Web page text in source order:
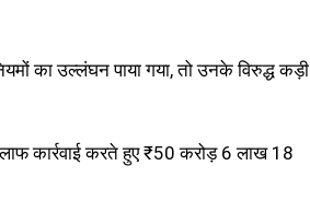
का उल्लंघन पाया गया, तो उनके विरुद्ध कड़ी
कार्रवाई करते हुए ₹50 करोड़ 6 लाख 18